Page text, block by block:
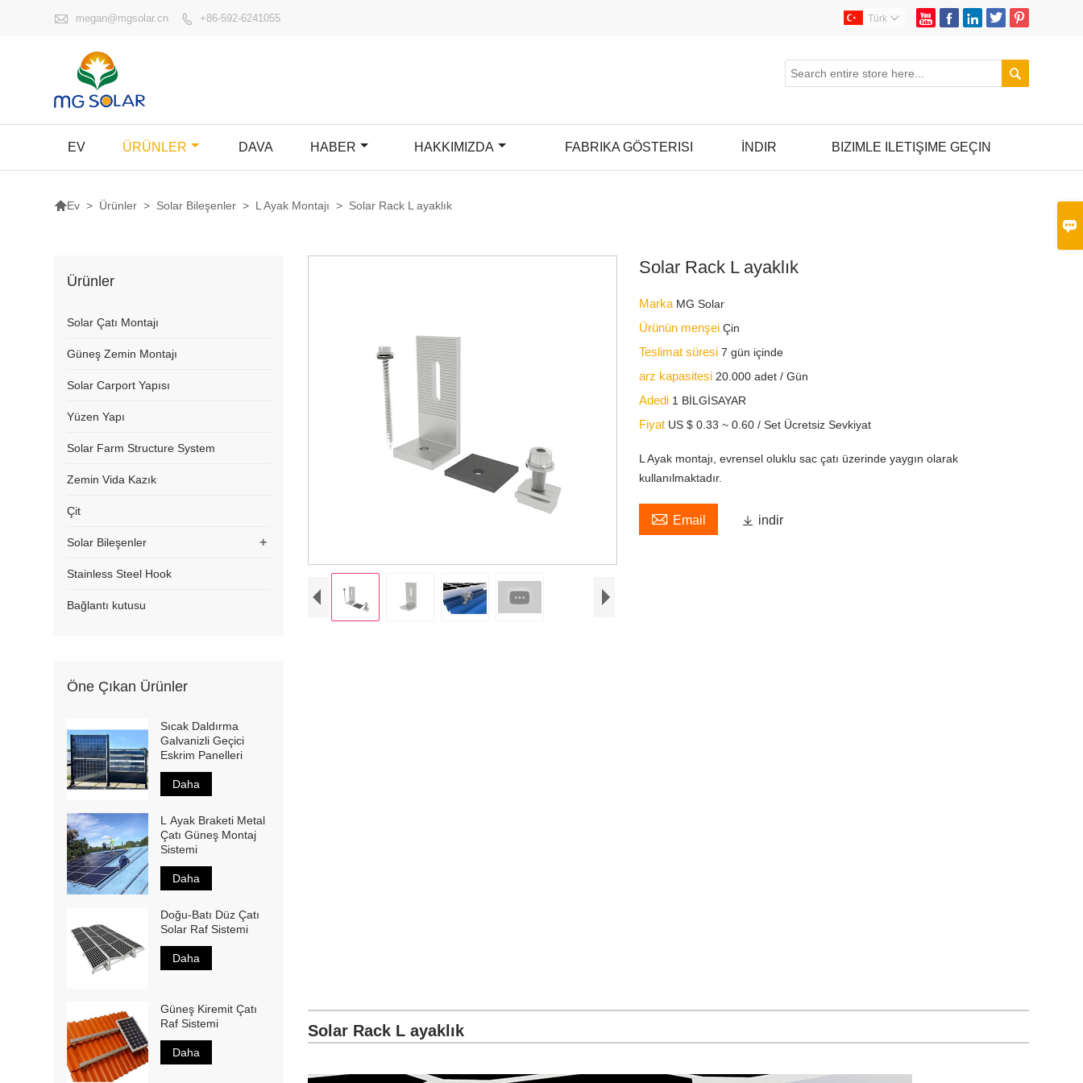

 megan@mgsolar.cn  +86-592-6241055     
Türk 

EV ÜRÜNLER DAVA HABER HAKKIMIZDA FABRIKA GÖSTERISI İNDIR BIZIMLE ILETIŞIME GEÇIN
Ev > Ürünler > Solar Bileşenler > L Ayak Montajı > Solar Rack L ayaklık
Solar Rack L ayaklık
Marka MG Solar
Ürünün menşeiÇin
Teslimat süresi7 gün içinde
arz kapasitesi 20.000 adet / Gün
Adedi 1 BİLGİSAYAR
Fiyat US $ 0.33 ~ 0.60 / Set Ücretsiz Sevkiyat
L Ayak montajı, evrensel oluklu sac çatı üzerinde yaygın olarak
kullanılmaktadır.
 Email  indir
Solar Rack L ayaklık
Ürünler
Solar Çatı Montajı
Güneş Zemin Montajı
Solar Carport Yapısı
Yüzen Yapı
Solar Farm Structure System
Zemin Vida Kazık
Çit
+
Solar Bileşenler
Stainless Steel Hook
Bağlantı kutusu
Öne Çıkan Ürünler
Sıcak Daldırma
Galvanizli Geçici
Eskrim Panelleri
Daha
L Ayak Braketi Metal
Çatı Güneş Montaj
Sistemi
Daha
Doğu-Batı Düz ​​Çatı
Solar Raf Sistemi
Daha
Güneş Kiremit Çatı
Raf Sistemi
Daha